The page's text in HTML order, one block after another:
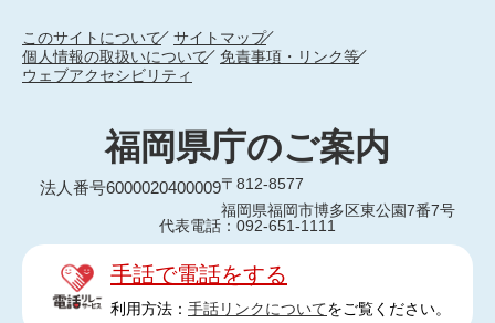
このサイトについて
サイトマップ
個人情報の取扱いについて
免責事項・リンク等
ウェブアクセシビリティ
福岡県庁のご案内
法人番号6000020400009〒812-8577
福岡県福岡市博多区東公園7番7号
代表電話：092-651-1111
手話で電話をする
利用方法： 手話リンクについてをご覧ください。